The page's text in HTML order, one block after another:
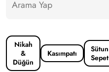
Nikah
&
Düğün
Kasımpatı
Sütun
Sepet